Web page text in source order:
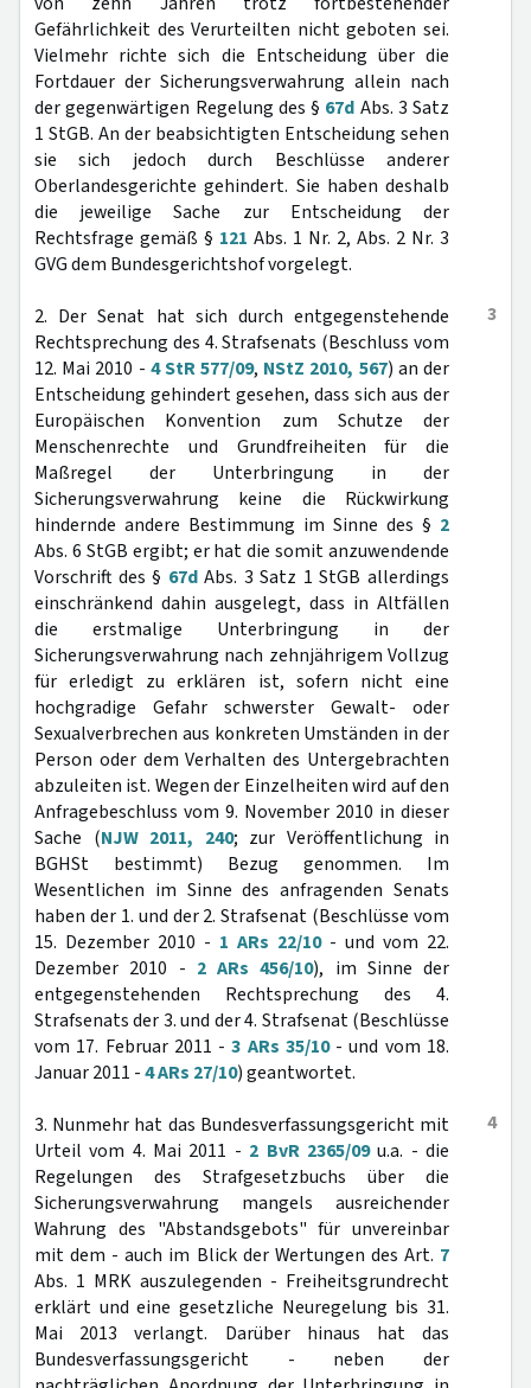
Gefährlichkeit des Verurteilten nicht geboten sei.
Vielmehr richte sich die Entscheidung über die
Fortdauer der Sicherungsverwahrung allein nach
der gegenwärtigen Regelung des § 67d Abs. 3 Satz
1 StGB. An der beabsichtigten Entscheidung sehen
sie sich jedoch durch Beschlüsse anderer
Oberlandesgerichte gehindert. Sie haben deshalb
die jeweilige Sache zur Entscheidung der
Rechtsfrage gemäß § 121 Abs. 1 Nr. 2, Abs. 2 Nr. 3
GVG dem Bundesgerichtshof vorgelegt.
3
2. Der Senat hat sich durch entgegenstehende
Rechtsprechung des 4. Strafsenats (Beschluss vom
12. Mai 2010 - 4 StR 577/09, NStZ 2010, 567) an der
Entscheidung gehindert gesehen, dass sich aus der
Europäischen Konvention zum Schutze der
Menschenrechte und Grundfreiheiten für die
Maßregel der Unterbringung in der
Sicherungsverwahrung keine die Rückwirkung
hindernde andere Bestimmung im Sinne des § 2
Abs. 6 StGB ergibt; er hat die somit anzuwendende
Vorschrift des § 67dAbs. 3 Satz 1 StGB allerdings
einschränkend dahin ausgelegt, dass in Altfällen
die erstmalige Unterbringung in der
Sicherungsverwahrung nach zehnjährigem Vollzug
für erledigt zu erklären ist, sofern nicht eine
hochgradige Gefahr schwerster Gewalt- oder
Sexualverbrechen aus konkreten Umständen in der
Person oder dem Verhalten des Untergebrachten
abzuleiten ist. Wegen der Einzelheiten wird auf den
Anfragebeschluss vom 9. November 2010 in dieser
Sache (NJW 2011, 240; zur Veröffentlichung in
BGHSt bestimmt) Bezug genommen. Im
Wesentlichen im Sinne des anfragenden Senats
haben der 1. und der 2. Strafsenat (Beschlüsse vom
15. Dezember 2010 - 1 ARs 22/10- und vom 22.
Dezember 2010 - 2 ARs 456/10), im Sinne der
entgegenstehenden Rechtsprechung des 4.
Strafsenats der 3. und der 4. Strafsenat (Beschlüsse
vom 17. Februar 2011 -3 ARs 35/10- und vom 18.
Januar 2011 -4 ARs 27/10) geantwortet.
4
3. Nunmehr hat das Bundesverfassungsgericht mit
Urteil vom 4. Mai 2011 - 2 BvR 2365/09u.a. - die
Regelungen des Strafgesetzbuchs über die
Sicherungsverwahrung mangels ausreichender
Wahrung des "Abstandsgebots" für unvereinbar
mit dem - auch im Blick der Wertungen des Art. 7
Abs. 1 MRK auszulegenden - Freiheitsgrundrecht
erklärt und eine gesetzliche Neuregelung bis 31.
Mai 2013 verlangt. Darüber hinaus hat das
Bundesverfassungsgericht - neben der